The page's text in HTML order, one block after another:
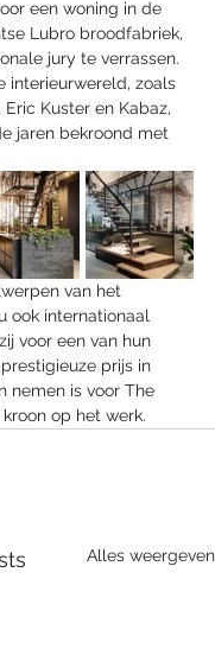
een woning in de
Lubro broodfabriek,
jury te verrassen.
interieurwereld, zoals
Kuster en Kabaz,
jaren bekroond met
van het
ook internationaal
voor een van hun
prijs in
nemen is voor The
op het werk.
Alles weergeven